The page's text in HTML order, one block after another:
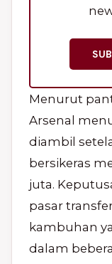
Menurut
Arsenal
diambil
bersikeras
juta.
pasar
kambuhan
dalam